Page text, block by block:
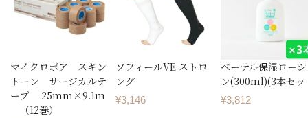
マイクロポア スキン
トーン サージカルテ
ープ 25mm×9.1m
（12巻）
ソフィールVE ストロ
ング
¥3,146
ベーテル保湿ロー
ン(300ml)(3本セッ
¥3,812